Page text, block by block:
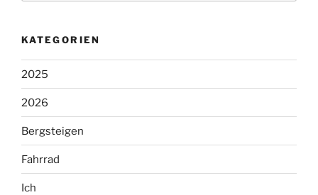
KATEGORIEN
2025
2026
Bergsteigen
Fahrrad
Ich